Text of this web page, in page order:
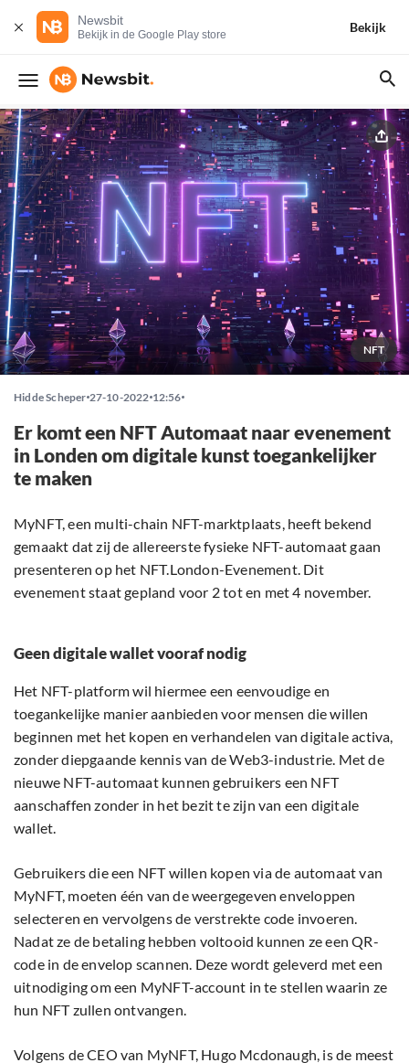
Newsbit
Bekijk in de Google Play store
Bekijk
NFT
Hidde Scheper 27-10-2022 12:56
Er komt een NFT Automaat naar evenement
in Londen om digitale kunst toegankelijker
te maken
MyNFT, een multi-chain NFT-marktplaats, heeft bekend
gemaakt dat zij de allereerste fysieke NFT-automaat gaan
presenteren op het NFT.London-Evenement. Dit
evenement staat gepland voor 2 tot en met 4 november.
Geen digitale wallet vooraf nodig
Het NFT-platform wil hiermee een eenvoudige en
toegankelijke manier aanbieden voor mensen die willen
beginnen met het kopen en verhandelen van digitale activa,
zonder diepgaande kennis van de Web3-industrie. Met de
nieuwe NFT-automaat kunnen gebruikers een NFT
aanschaffen zonder in het bezit te zijn van een digitale
wallet.
Gebruikers die een NFT willen kopen via de automaat van
MyNFT, moeten één van de weergegeven enveloppen
selecteren en vervolgens de verstrekte code invoeren.
Nadat ze de betaling hebben voltooid kunnen ze een QR-
code in de envelop scannen. Deze wordt geleverd met een
uitnodiging om een MyNFT-account in te stellen waarin ze
hun NFT zullen ontvangen.
Volgens de CEO van MyNFT, Hugo Mcdonaugh, is de meest